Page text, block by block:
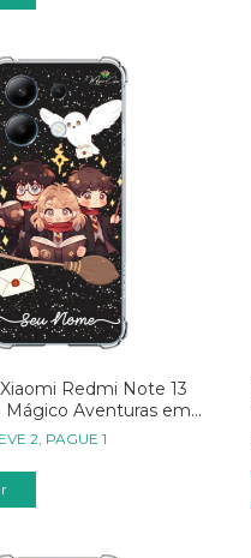
Redmi Note 13
Aventuras em
2, PAGUE 1